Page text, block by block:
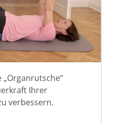
„Organrutsche“
Ihrer
verbessern.